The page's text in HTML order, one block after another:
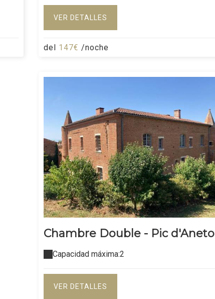
VER DETALLES
del 147€ /noche
Chambre Double - Pic d'Aneto
Capacidad máxima:2
VER DETALLES